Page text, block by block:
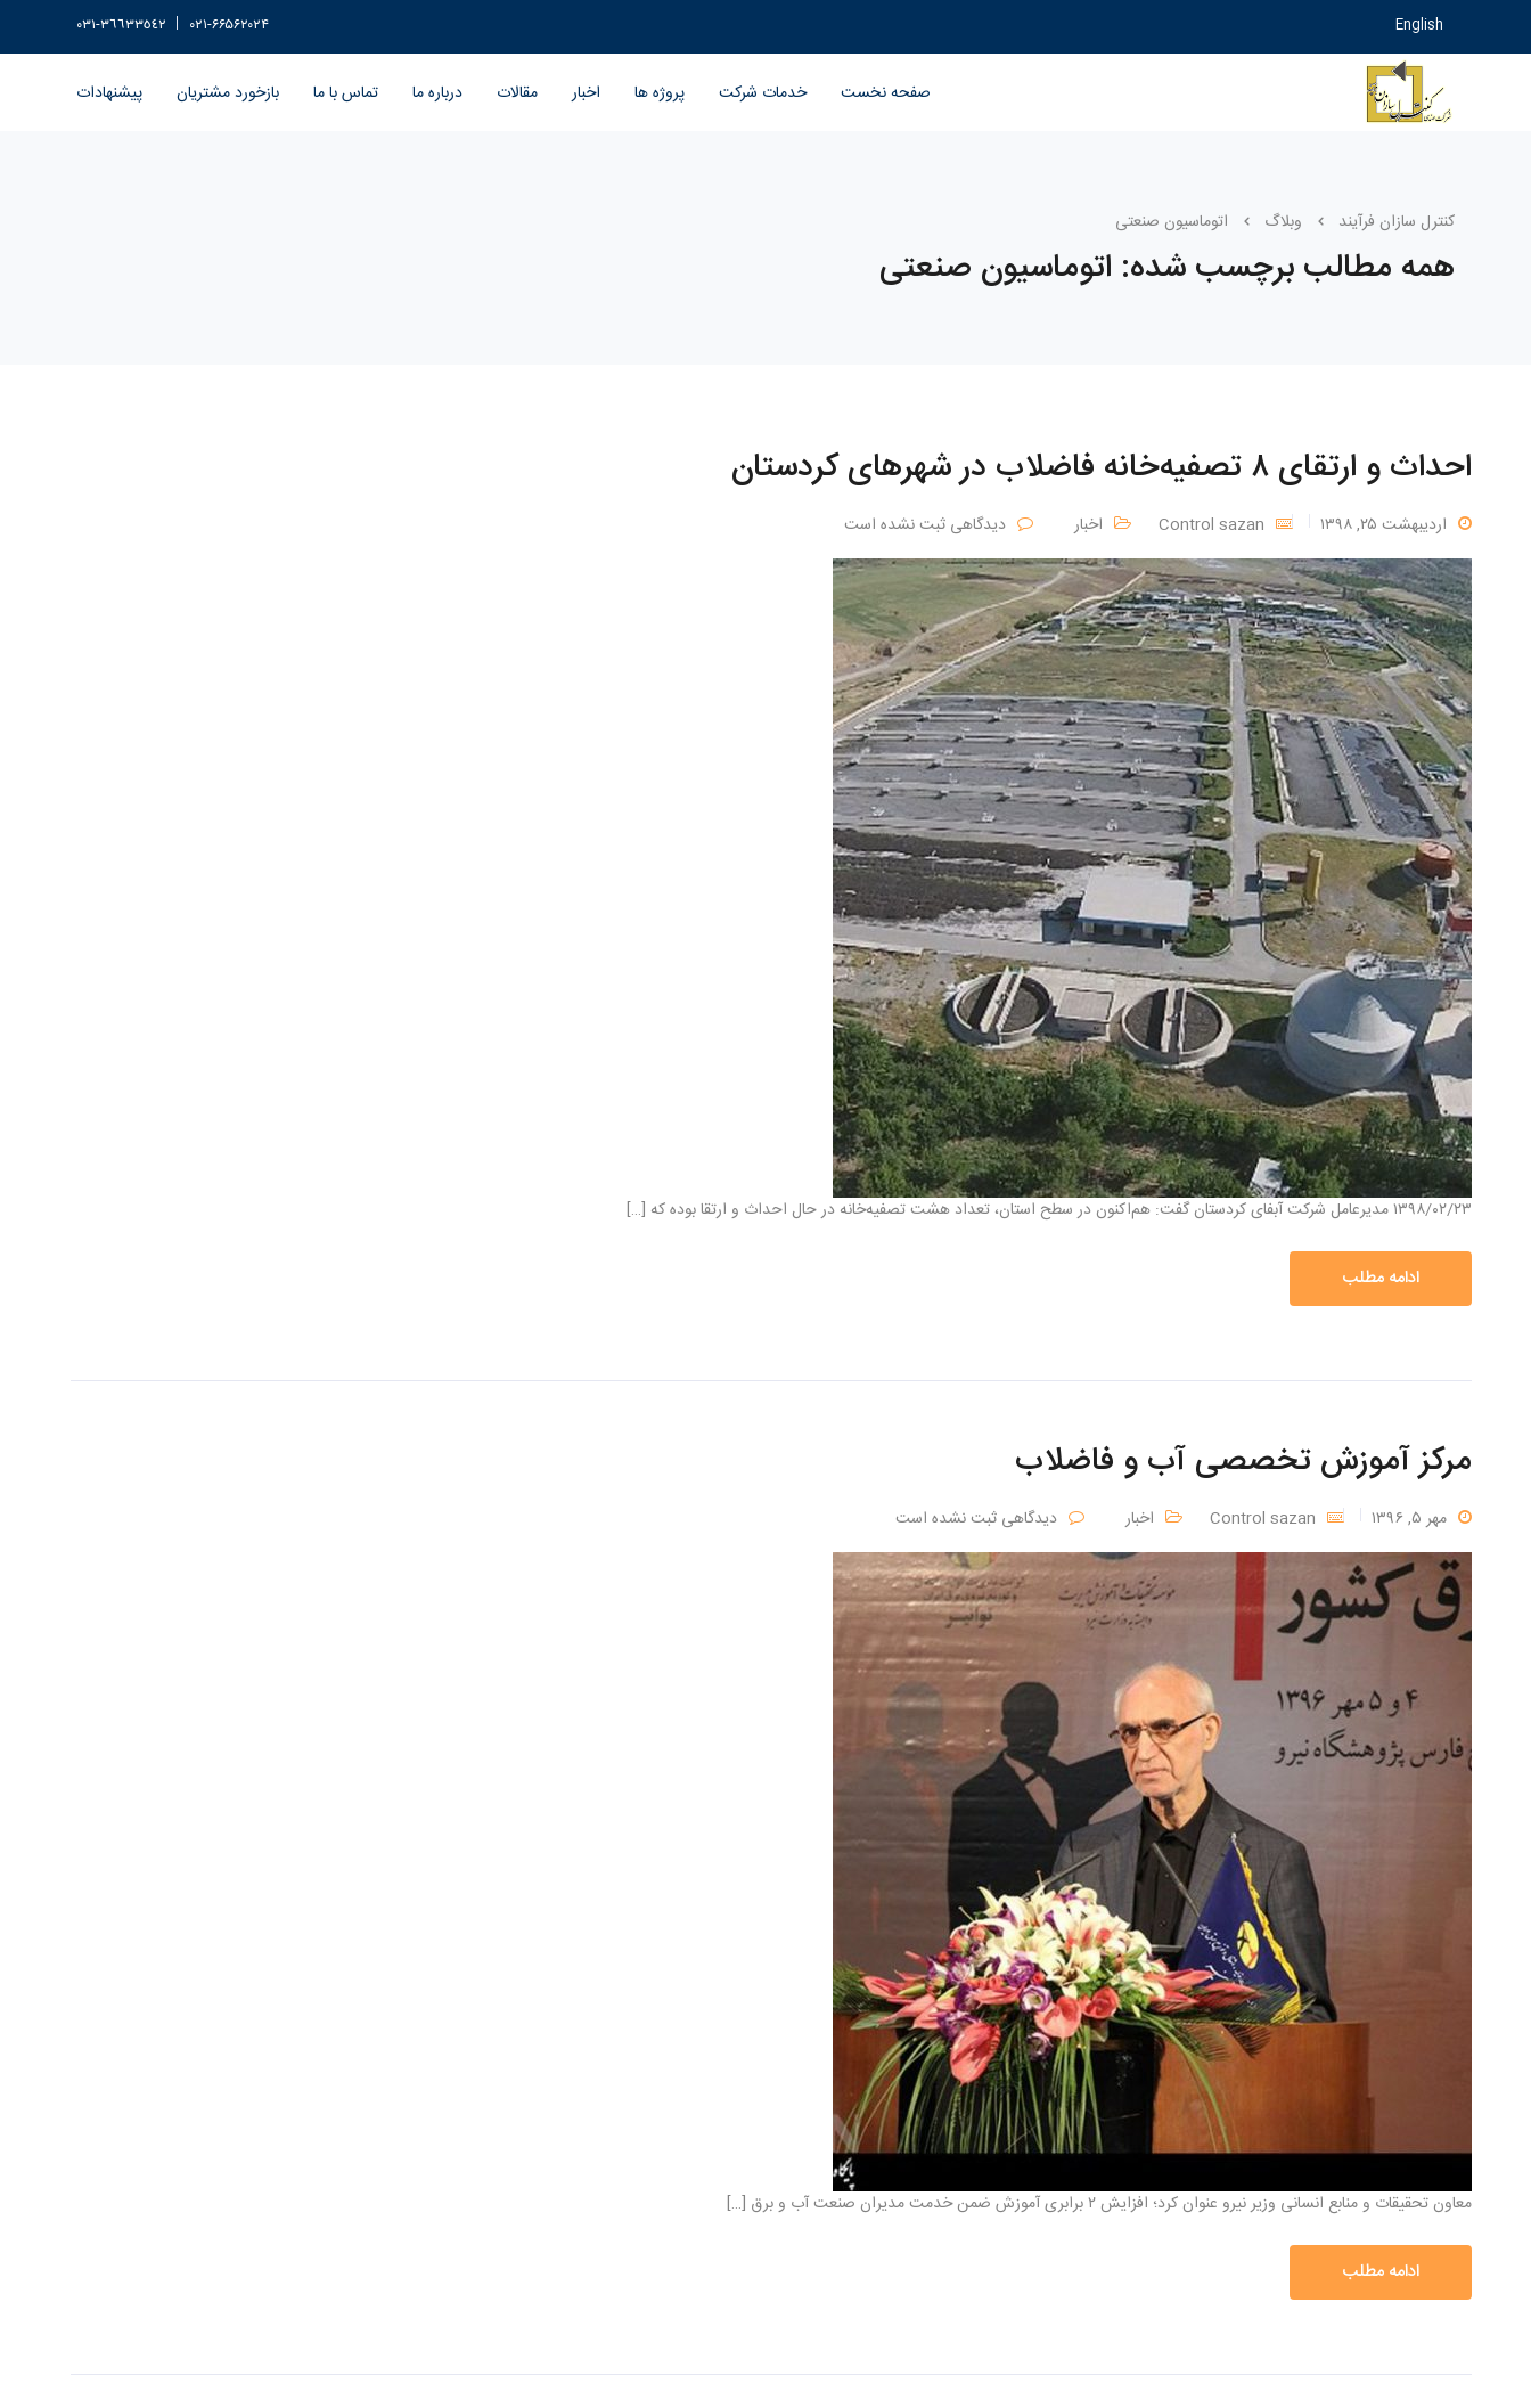
٣٦٦٣٣٥٤٢-٠٣١ ۰۲۱-۶۶۵۶۲۰۲۴ English
صفحه نخست خدمات شرکت پروژه ها اخبار مقالات درباره ما تماس با ما بازخورد مشتریان پیشنهادات
کنترل سازان فرآیند وبلاگ اتوماسیون صنعتی
همه مطالب برچسب شده: اتوماسیون صنعتی
احداث و ارتقای ۸ تصفیه‌خانه فاضلاب در شهرهای کردستان
اردیبهشت ۲۵, ۱۳۹۸ Control sazan اخبار دیدگاهی ثبت نشده است
۱۳۹۸/۰۲/۲۳ مدیرعامل شرکت آبفای کردستان گفت: هم‌اکنون در سطح استان، تعداد هشت تصفیه‌خانه در حال احداث و ارتقا بوده که […]
ادامه مطلب
مرکز آموزش تخصصی آب و فاضلاب
مهر ۵, ۱۳۹۶ Control sazan اخبار دیدگاهی ثبت نشده است
معاون تحقیقات و منابع انسانی وزیر نیرو عنوان کرد؛ افزایش ۲ برابری آموزش ضمن خدمت مدیران صنعت آب و برق […]
ادامه مطلب